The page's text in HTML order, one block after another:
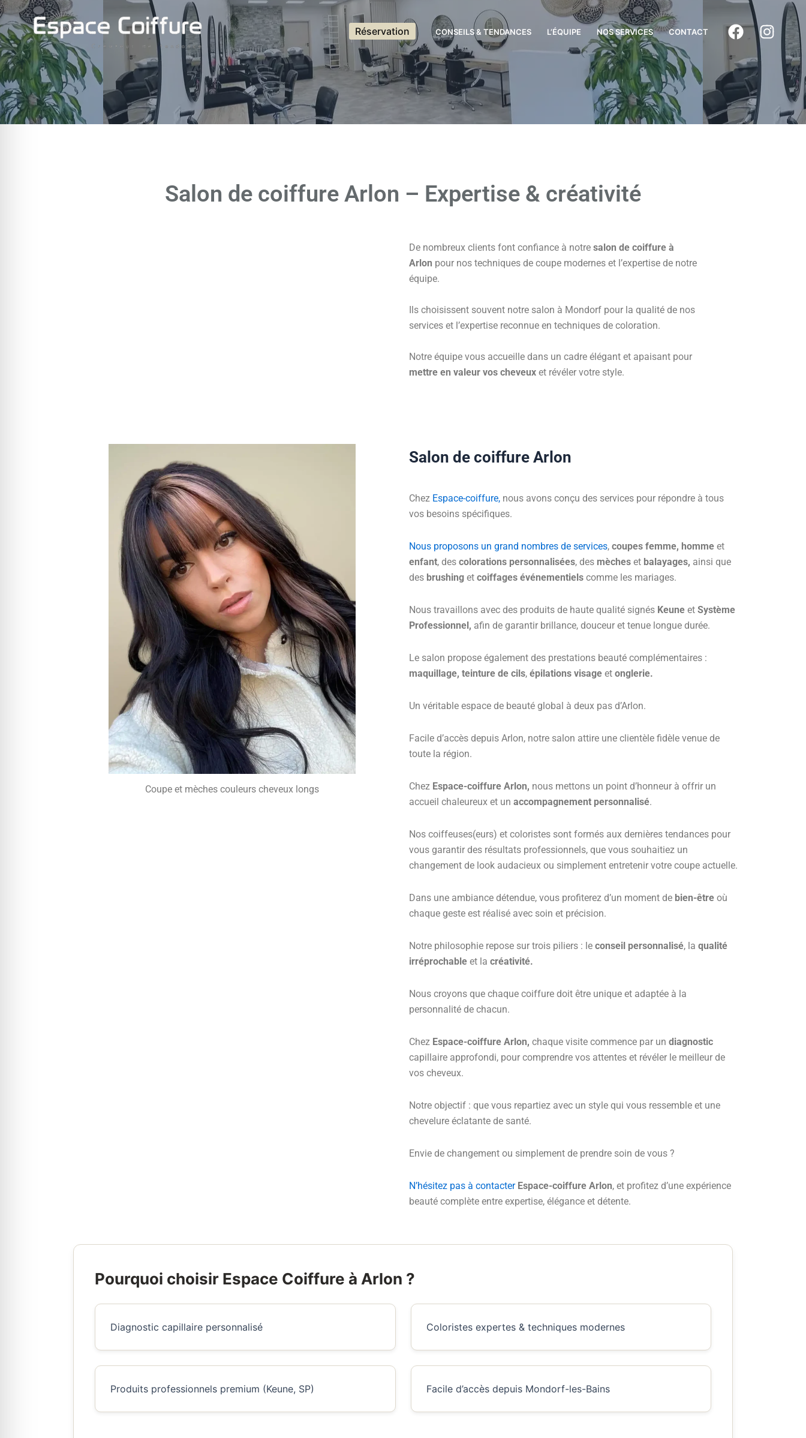
Aller
au
contenu
Réservation CONSEILS & TENDANCES L’ÉQUIPE NOS SERVICES CONTACT
Salon de coiffure Arlon – Expertise & créativité
De nombreux clients font confiance à notre salon de coiffure à
Arlon pour nos techniques de coupe modernes et l’expertise de notre
équipe.
Ils choisissent souvent notre salon à Mondorf pour la qualité de nos
services et l’expertise reconnue en techniques de coloration.
Notre équipe vous accueille dans un cadre élégant et apaisant pour
mettre en valeur vos cheveux et révéler votre style.
Coupe et mèches couleurs cheveux longs
Salon de coiffure Arlon
Chez Espace-coiffure, nous avons conçu des services pour répondre à tous
vos besoins spécifiques.
Nous proposons un grand nombres de services, coupes femme, homme et
enfant, des colorations personnalisées, des mèches et balayages, ainsi que
des brushing et coiffages événementiels comme les mariages.
Nous travaillons avec des produits de haute qualité signés Keune et Système
Professionnel, afin de garantir brillance, douceur et tenue longue durée.
Le salon propose également des prestations beauté complémentaires :
maquillage, teinture de cils, épilations visage et onglerie.
Un véritable espace de beauté global à deux pas d’Arlon.
Facile d’accès depuis Arlon, notre salon attire une clientèle fidèle venue de
toute la région.
Chez Espace-coiffure Arlon, nous mettons un point d’honneur à offrir un
accueil chaleureux et un accompagnement personnalisé.
Nos coiffeuses(eurs) et coloristes sont formés aux dernières tendances pour
vous garantir des résultats professionnels, que vous souhaitiez un
changement de look audacieux ou simplement entretenir votre coupe actuelle.
Dans une ambiance détendue, vous profiterez d’un moment de bien-être où
chaque geste est réalisé avec soin et précision.
Notre philosophie repose sur trois piliers : le conseil personnalisé, la qualité
irréprochable et la créativité.
Nous croyons que chaque coiffure doit être unique et adaptée à la
personnalité de chacun.
Chez Espace-coiffure Arlon, chaque visite commence par un diagnostic
capillaire approfondi, pour comprendre vos attentes et révéler le meilleur de
vos cheveux.
Notre objectif : que vous repartiez avec un style qui vous ressemble et une
chevelure éclatante de santé.
Envie de changement ou simplement de prendre soin de vous ?
N’hésitez pas à contacter Espace-coiffure Arlon, et profitez d’une expérience
beauté complète entre expertise, élégance et détente.
Pourquoi choisir Espace Coiffure à Arlon ?
Diagnostic capillaire personnalisé Coloristes expertes & techniques modernes
Produits professionnels premium (Keune, SP) Facile d’accès depuis Mondorf-les-Bains